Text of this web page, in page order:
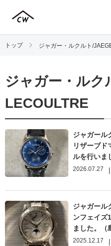
トップ ジャガー・ルクルト/
ジャガー・ルク
LECOULTRE
ジャガール
リザーブド
ルを行いま
2026.07.27 |
ジャガール
ンフェイズ
ました。（
2025.12.17 |